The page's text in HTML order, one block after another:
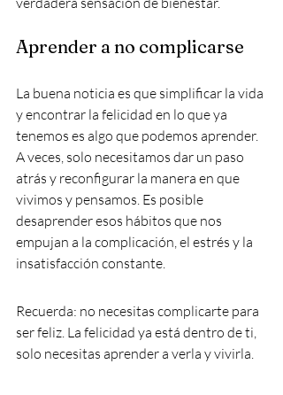
Aprender a no complicarse
La buena noticia es que simplificar la vida
y encontrar la felicidad en lo que ya
tenemos es algo que podemos aprender.
A veces, solo necesitamos dar un paso
atrás y reconfigurar la manera en que
vivimos y pensamos. Es posible
desaprender esos hábitos que nos
empujan a la complicación, el estrés y la
insatisfacción constante.
Recuerda: no necesitas complicarte para
ser feliz. La felicidad ya está dentro de ti,
solo necesitas aprender a verla y vivirla.